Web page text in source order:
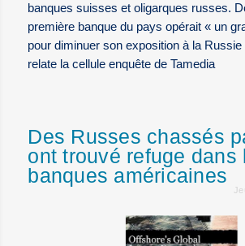
banques suisses et oligarques russes.
première banque du pays opérait « un
pour diminuer son exposition à la
relate la cellule enquête de Tamedia
Des Russes chassés
ont trouvé refuge dans
banques américaines